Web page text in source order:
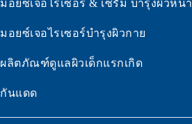
มอยซ์เจอไรเซอร์ & เซรั่ม บำรุงผิวหน้า
มอยซ์เจอไรเซอร์บำรุงผิวกาย
ผลิตภัณฑ์ดูแลผิวเด็กแรกเกิด
กันแดด